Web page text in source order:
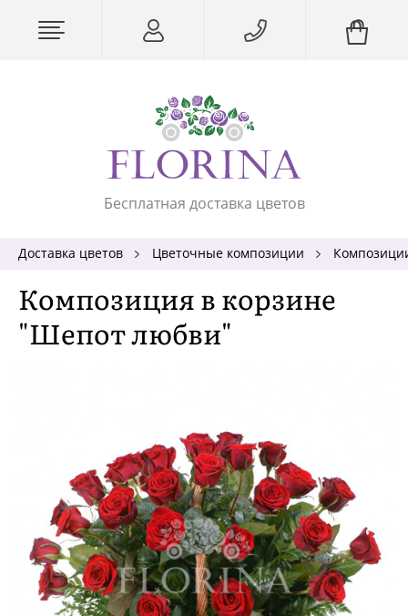
Бесплатная доставка цветов
Доставка цветов Цветочные композиции
Композиция в корзине
"Шепот любви"